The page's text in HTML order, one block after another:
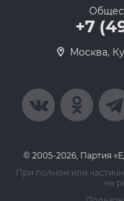
+7
Москва,
© 2005-2026, Партия
При полном или
на